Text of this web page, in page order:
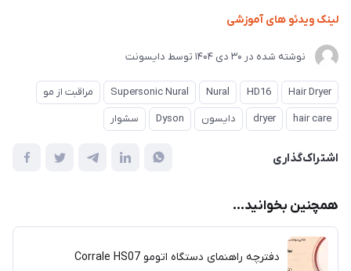
لینک ویدئو های آموزشی
نوشته شده در 30 دی 1404 توسط دایسونت
Hair Dryer
HD16
Nural
Supersonic Nural
مراقبت از مو
hair care
dryer دایسون Dyson سشوار
اشتراک‌گذاری
همچنین بخوانید...
دفترچه راهنمای دستگاه اتومو Corrale HS07